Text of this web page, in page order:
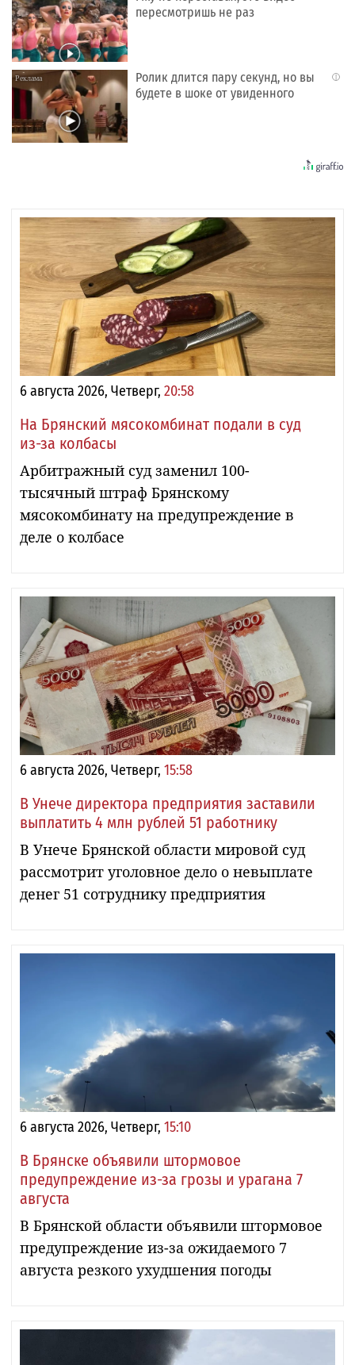
пересмотришь не раз
i
Ролик длится пару секунд, но вы
будете в шоке от увиденного
6 августа 2026, Четверг, 20:58
На Брянский мясокомбинат подали в суд
из-за колбасы
Арбитражный суд заменил 100-
тысячный штраф Брянскому
мясокомбинату на предупреждение в
деле о колбасе
6 августа 2026, Четверг, 15:58
В Унече директора предприятия заставили
выплатить 4 млн рублей 51 работнику
В Унече Брянской области мировой суд
рассмотрит уголовное дело о невыплате
денег 51 сотруднику предприятия
6 августа 2026, Четверг, 15:10
В Брянске объявили штормовое
предупреждение из-за грозы и урагана 7
августа
В Брянской области объявили штормовое
предупреждение из-за ожидаемого 7
августа резкого ухудшения погоды